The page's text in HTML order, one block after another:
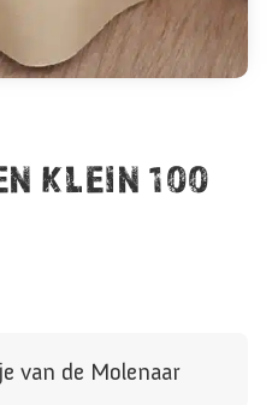
KLEIN 100
van de Molenaar